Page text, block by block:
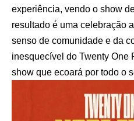
experiência, vendo o show
resultado é uma celebração
senso de comunidade e da
inesquecível do Twenty One
show que ecoará por todo o